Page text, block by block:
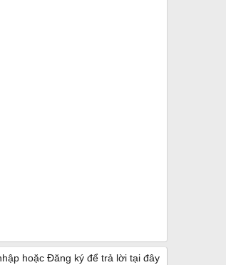
hoặc Đăng ký để trả lời tại đây